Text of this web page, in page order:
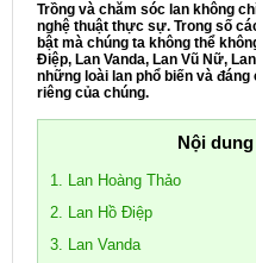
Trồng và chăm sóc lan không
nghệ thuật thực sự. Trong số
bật mà chúng ta không thể
Điệp, Lan Vanda, Lan Vũ Nữ,
những loài lan phổ biến và
riêng của chúng.
Nội dung
1. Lan Hoàng Thảo
2. Lan Hồ Điệp
3. Lan Vanda